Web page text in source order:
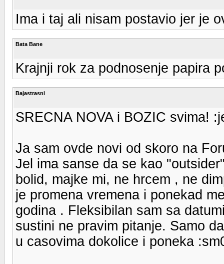
Ima i taj ali nisam postavio jer je
Bata Bane
Krajnji rok za podnosenje papira
Bajastrasni
SRECNA NOVA i BOZIC svima!
Ja sam ovde novi od skoro na
Jel ima sanse da se kao
bolid, majke mi, ne hrcem , ne
je promena vremena i ponekad
godina . Fleksibilan sam sa
sustini ne pravim pitanje. Samo
u casovima dokolice i poneka